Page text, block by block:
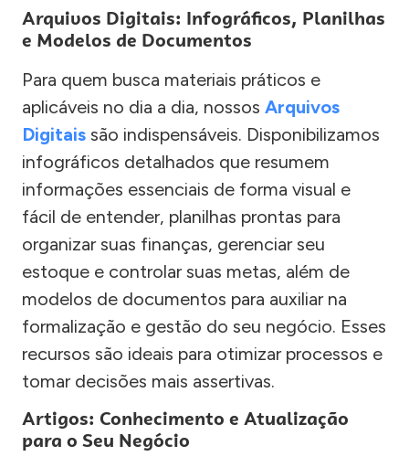
Arquivos Digitais: Infográficos, Planilhas
e Modelos de Documentos
Para quem busca materiais práticos e
aplicáveis no dia a dia, nossos Arquivos
Digitais são indispensáveis. Disponibilizamos
infográficos detalhados que resumem
informações essenciais de forma visual e
fácil de entender, planilhas prontas para
organizar suas finanças, gerenciar seu
estoque e controlar suas metas, além de
modelos de documentos para auxiliar na
formalização e gestão do seu negócio. Esses
recursos são ideais para otimizar processos e
tomar decisões mais assertivas.
Artigos: Conhecimento e Atualização
para o Seu Negócio